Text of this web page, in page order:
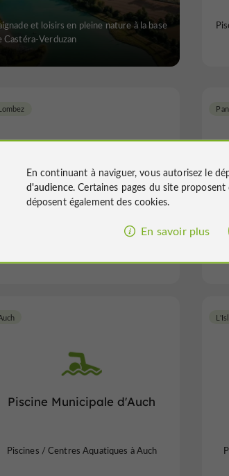
et loisirs en pleine nature à la base
Castéra-Verduzan
Jumparc
Piscine Municipale d'Auch
Piscines / Centres Aquatiques à Auch
En continuant à naviguer, vous autorisez le
d'audience. Certaines pages du site proposent
déposent également des cookies.
En savoir plus